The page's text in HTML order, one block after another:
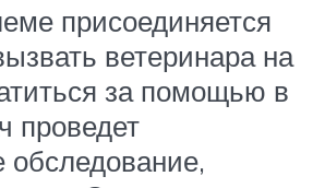
присоединяется
ветеринара на
за помощью в
проведет
обследование,